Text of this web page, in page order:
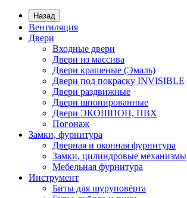
Назад
Вентиляция
Двери
Входные двери
Двери из массива
Двери крашеные (Эмаль)
Двери под покраску INVISIBLE
Двери раздвижные
Двери шпонированные
Двери ЭКОШПОН, ПВХ
Погонаж
Замки, фурнитура
Дверная и оконная фурнитура
Замки, цилиндровые механизмы
Мебельная фурнитура
Инструмент
Биты для шуруповёрта